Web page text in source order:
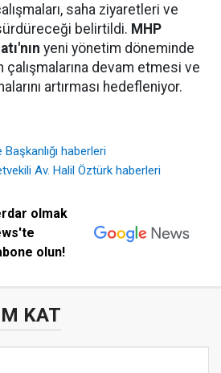
saha ziyaretleri ve
belirtildi. MHP
yeni yönetim döneminde
devam etmesi ve
artırması hedefleniyor.
haberleri
Av. Halil Öztürk haberleri
olmak
olun!
KAT